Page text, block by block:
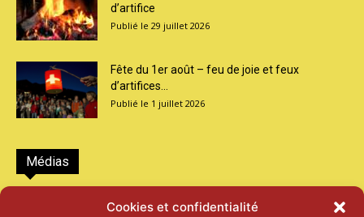
Cookies et confidentialité
d’artifice
29 juillet 2026
Fête du 1er août – feu de joie et feux
d’artifices...
1 juillet 2026
Médias
2026 – Laiterie d’Orsières et Abbaye de St-